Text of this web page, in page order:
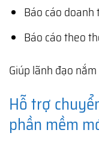
Báo cáo doanh
Báo cáo theo
Giúp lãnh đạo
Hỗ trợ
phần mềm